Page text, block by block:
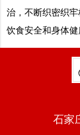
治，不断织密织
饮食安全和身体健